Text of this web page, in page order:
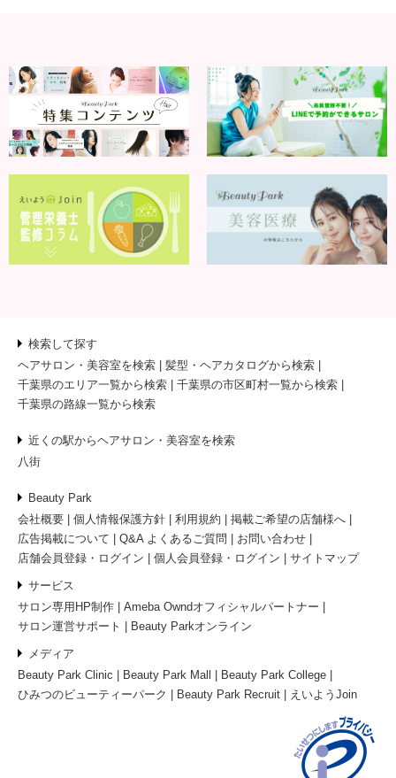
検索して探す
ヘアサロン・美容室を検索
髪型・ヘアカタログから検索
千葉県のエリア一覧から検索
千葉県の市区町村一覧から検索
千葉県の路線一覧から検索
近くの駅からヘアサロン・美容室を検索
八街
Beauty Park
会社概要
個人情報保護方針 利用規約
掲載ご希望の店舗様へ
広告掲載について
Q&A よくあるご質問
お問い合わせ
店舗会員登録・ログイン
個人会員登録・ログイン サイトマップ
サービス
サロン専用HP制作
Ameba Owndオフィシャルパートナー
サロン運営サポート
Beauty Parkオンライン
メディア
Beauty Park Clinic
Beauty Park Mall
Beauty Park College
ひみつのビューティーパーク
Beauty Park Recruit えいようJoin